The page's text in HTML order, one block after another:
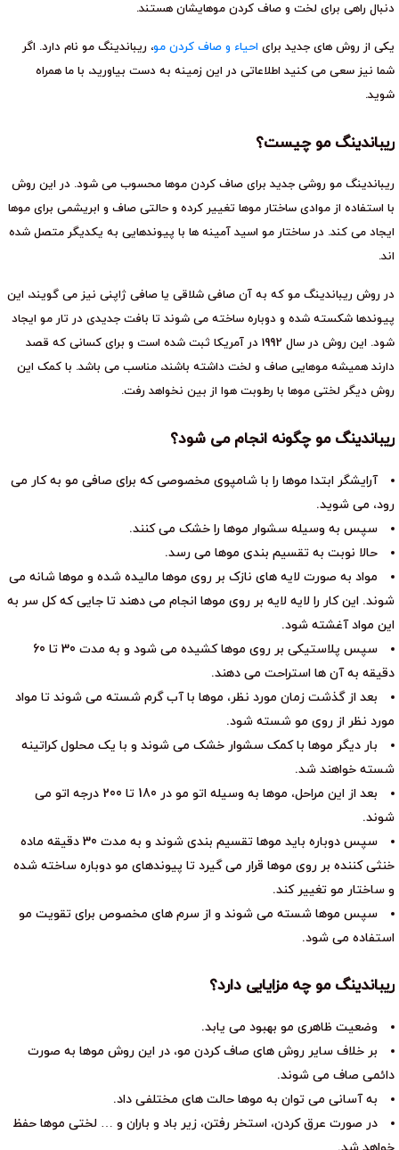
دنبال راهی برای لخت و صاف کردن موهایشان هستند.
یکی از روش های جدید برای احیاء و صاف کردن مو، ریباندینگ مو نام دارد. اگر
شما نیز سعی می کنید اطلاعاتی در این زمینه به دست بیاورید، با ما همراه
شوید.
ریباندینگ مو چیست؟
ریباندینگ مو روشی جدید برای صاف کردن موها محسوب می شود. در این روش
با استفاده از موادی ساختار موها تغییر کرده و حالتی صاف و ابریشمی برای موها
ایجاد می کند. در ساختار مو اسید آمینه ها با پیوندهایی به یکدیگر متصل شده
اند.
در روش ریباندینگ مو که به آن صافی شلاقی یا صافی ژاپنی نیز می گویند، این
پیوندها شکسته شده و دوباره ساخته می شوند تا بافت جدیدی در تار مو ایجاد
شود. این روش در سال 1992 در آمریکا ثبت شده است و برای کسانی که قصد
دارند همیشه موهایی صاف و لخت داشته باشند، مناسب می باشد. با کمک این
روش دیگر لختی موها با رطوبت هوا از بین نخواهد رفت.
ریباندینگ مو چگونه انجام می شود؟
آرایشگر ابتدا موها را با شامپوی مخصوصی که برای صافی مو به کار می
رود، می شوید.
سپس به وسیله سشوار موها را خشک می کنند.
حالا نوبت به تقسیم بندی موها می رسد.
مواد به صورت لایه های نازک بر روی موها مالیده شده و موها شانه می
شوند. این کار را لایه لایه بر روی موها انجام می دهند تا جایی که کل سر به
این مواد آغشته شود.
سپس پلاستیکی بر روی موها کشیده می شود و به مدت 30 تا 60
دقیقه به آن ها استراحت می دهند.
بعد از گذشت زمان مورد نظر، موها با آب گرم شسته می شوند تا مواد
مورد نظر از روی مو شسته شود.
بار دیگر موها با کمک سشوار خشک می شوند و با یک محلول کراتینه
شسته خواهند شد.
بعد از این مراحل، موها به وسیله اتو مو در 180 تا 200 درجه اتو می
شوند.
سپس دوباره باید موها تقسیم بندی شوند و به مدت 30 دقیقه ماده
خنثی کننده بر روی موها قرار می گیرد تا پیوندهای مو دوباره ساخته شده
و ساختار مو تغییر کند.
سپس موها شسته می شوند و از سرم های مخصوص برای تقویت مو
استفاده می شود.
ریباندینگ مو چه مزایایی دارد؟
وضعیت ظاهری مو بهبود می یابد.
بر خلاف سایر روش های صاف کردن مو، در این روش موها به صورت
دائمی صاف می شوند.
به آسانی می توان به موها حالت های مختلفی داد.
در صورت عرق کردن، استخر رفتن، زیر باد و باران و … لختی موها حفظ